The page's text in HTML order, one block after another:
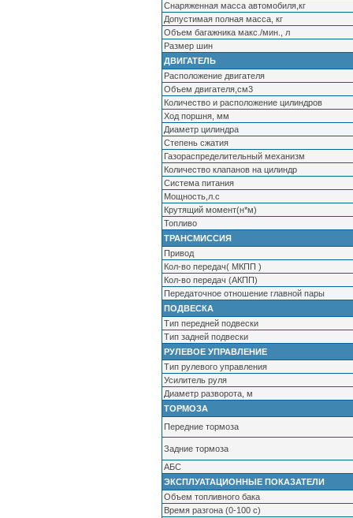
Снаряженная масса автомобиля,кг
Допустимая полная масса, кг
Объем багажника макс./мин., л
Размер шин
ДВИГАТЕЛЬ
Расположение двигателя
Объем двигателя,см3
Количество и расположение цилиндров
Ход поршня, мм
Диаметр цилиндра
Cтепень сжатия
Газораспределительный механизм
Количество клапанов на цилиндр
Система питания
Мощность,л.с
Крутящий момент(н*м)
Топливо
ТРАНСМИССИЯ
Привод
Кол-во передач( МКПП )
Кол-во передач (АКПП)
Передаточное отношение главной пары
ПОДВЕСКА
Тип передней подвески
Тип задней подвески
РУЛЕВОЕ УПРАВЛЕНИЕ
Тип рулевого управления
Усилитель руля
Диаметр разворота, м
ТОРМОЗА
Передние тормоза
Задние тормоза
АБС
ЭКСПЛУАТАЦИОННЫЕ ПОКАЗАТЕЛИ
Объем топливного бака
Время разгона (0-100 с)